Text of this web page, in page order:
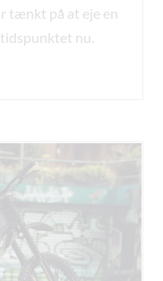
tænkt på at eje en
tidspunktet nu.